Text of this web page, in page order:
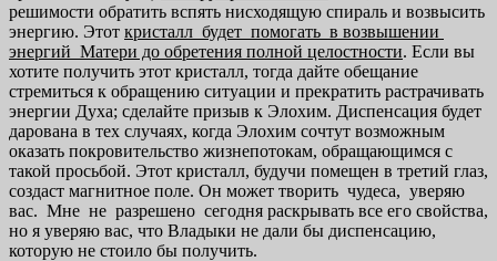
решимости обратить вспять нисходящую спираль и возвысить
энергию. Этот кристалл будет помогать в возвышении
энергий Матери до обретения полной целостности. Если вы
хотите получить этот кристалл, тогда дайте обещание
стремиться к обращению ситуации и прекратить растрачивать
энергии Духа; сделайте призыв к Элохим. Диспенсация будет
дарована в тех случаях, когда Элохим сочтут возможным
оказать покровительство жизнепотокам, обращающимся с
такой просьбой. Этот кристалл, будучи помещен в третий глаз,
создаст магнитное поле. Он может творить чудеса, уверяю
вас. Мне не разрешено сегодня раскрывать все его свойства,
но я уверяю вас, что Владыки не дали бы диспенсацию,
которую не стоило бы получить.